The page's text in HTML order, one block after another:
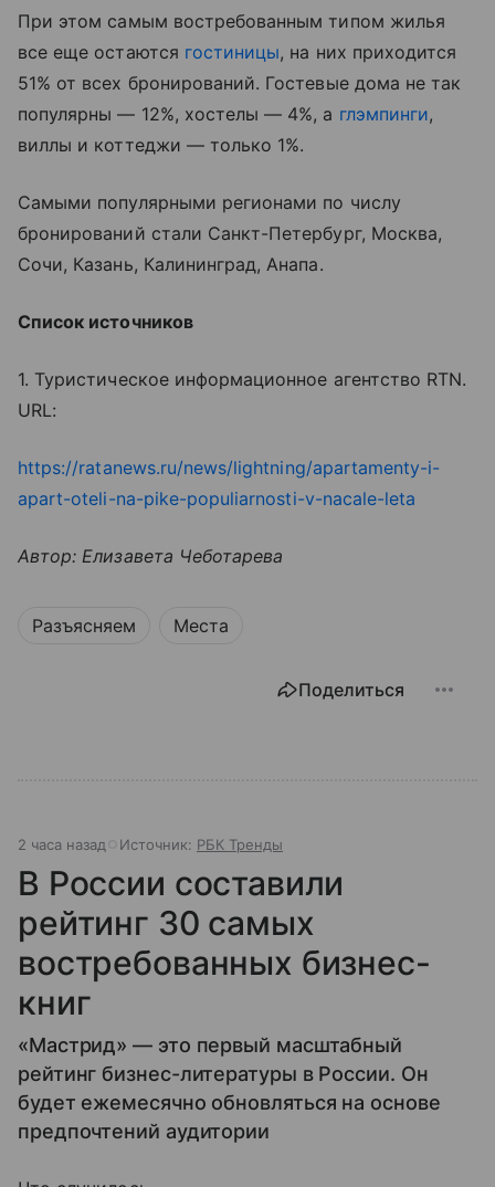
При этом самым востребованным типом жилья
все еще остаются гостиницы, на них приходится
51% от всех бронирований. Гостевые дома не так
популярны — 12%, хостелы — 4%, а глэмпинги,
виллы и коттеджи — только 1%.
Самыми популярными регионами по числу
бронирований стали Санкт-Петербург, Москва,
Сочи, Казань, Калининград, Анапа.
Список источников
1. Туристическое информационное агентство RTN.
URL:
https://ratanews.ru/news/lightning/apartamenty-i-
apart-oteli-na-pike-populiarnosti-v-nacale-leta
Автор: Елизавета Чеботарева
Разъясняем Места
Поделиться
2 часа назад Источник: РБК Тренды
В России составили
рейтинг 30 самых
востребованных бизнес-
книг
«Мастрид» — это первый масштабный
рейтинг бизнес-литературы в России. Он
будет ежемесячно обновляться на основе
предпочтений аудитории